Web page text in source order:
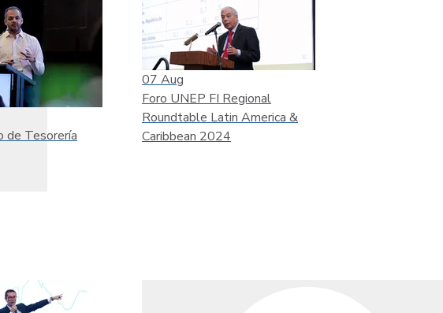
de Tesorería
07 Aug
Foro UNEP FI Regional
Roundtable Latin America &
Caribbean 2024